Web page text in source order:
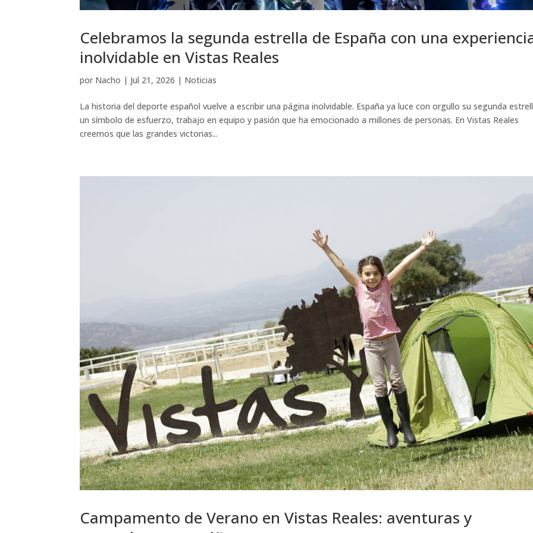
Celebramos la segunda estrella de España con una
inolvidable en Vistas Reales
por Nacho | Jul 21, 2026 | Noticias
La historia del deporte español vuelve a escribir una página inolvidable. España ya luce con orgullo su segunda
un símbolo de esfuerzo, trabajo en equipo y pasión que ha emocionado a millones de personas. En Vistas Reales
creemos que las grandes victorias...
Campamento de Verano en Vistas Reales: aventuras y